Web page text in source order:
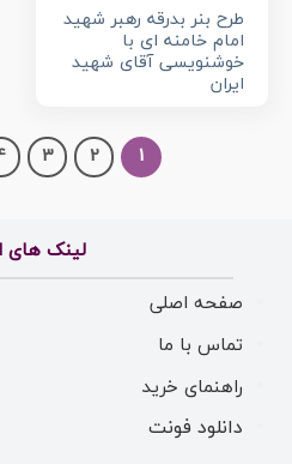
طرح بنر بدرقه رهبر شهید
امام خامنه ای با
خوشنویسی آقای شهید
ایران
1
2
3
لینک های
صفحه اصلی
تماس با ما
راهنمای خرید
دانلود فونت